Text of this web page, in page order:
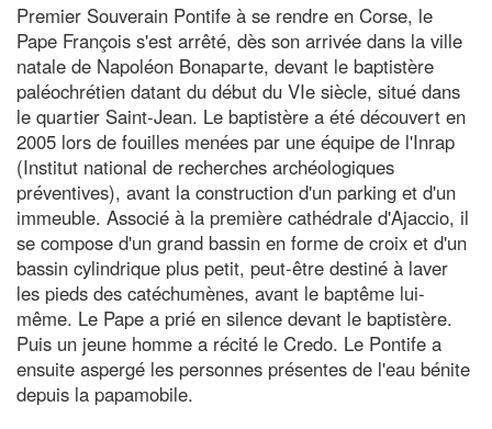
Premier Souverain Pontife à se rendre en Corse, le
Pape François s'est arrêté, dès son arrivée dans la ville
natale de Napoléon Bonaparte, devant le baptistère
paléochrétien datant du début du VIe siècle, situé dans
le quartier Saint-Jean. Le baptistère a été découvert en
2005 lors de fouilles menées par une équipe de l'Inrap
(Institut national de recherches archéologiques
préventives), avant la construction d'un parking et d'un
immeuble. Associé à la première cathédrale d'Ajaccio, il
se compose d'un grand bassin en forme de croix et d'un
bassin cylindrique plus petit, peut-être destiné à laver
les pieds des catéchumènes, avant le baptême lui-
même. Le Pape a prié en silence devant le baptistère.
Puis un jeune homme a récité le Credo. Le Pontife a
ensuite aspergé les personnes présentes de l'eau bénite
depuis la papamobile.